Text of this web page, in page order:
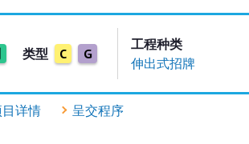
类型 C G
工程种类
伸出式招牌
详情 呈交程序